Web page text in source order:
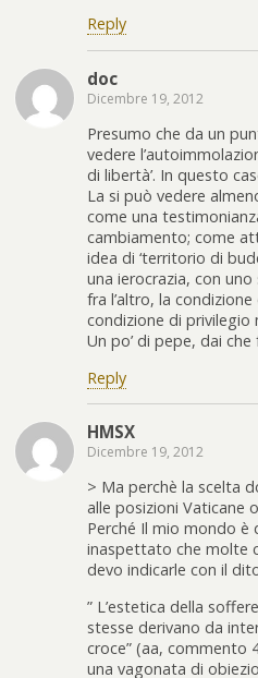
Reply
doc
Dicembre 19, 2012
Presumo che da un
vedere
di libertà’. In questo
La si può vedere
come una
cambiamento; come
idea di ‘territorio di
una ierocrazia, con
fra l’altro, la
condizione di privilegio
Un po’ di pepe, dai
Reply
HMSX
Dicembre 19, 2012
> Ma perchè la scelta
alle posizioni Vaticane o
Perché Il mio mondo è
inaspettato che molte
devo indicarle con il
” L’estetica della
stesse derivano da
croce” (aa, commento
una vagonata di